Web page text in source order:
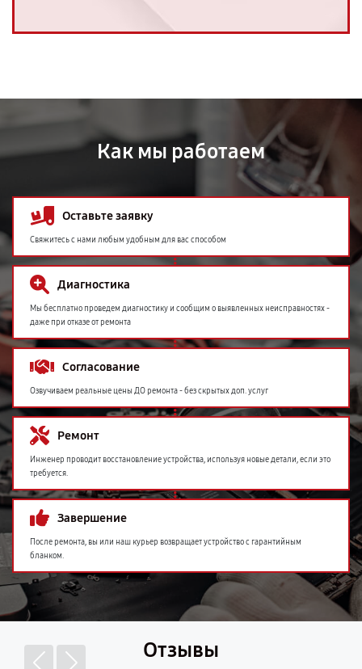
Как мы работаем
Оставьте заявку
Свяжитесь с нами любым удобным для вас способом
Диагностика
Мы бесплатно проведем диагностику и сообщим о выявленных неисправностях -
даже при отказе от ремонта
Согласование
Озвучиваем реальные цены ДО ремонта - без скрытых доп. услуг
Ремонт
Инженер проводит восстановление устройства, используя новые детали, если это
требуется.
Завершение
После ремонта, вы или наш курьер возвращает устройство с гарантийным
бланком.
Отзывы